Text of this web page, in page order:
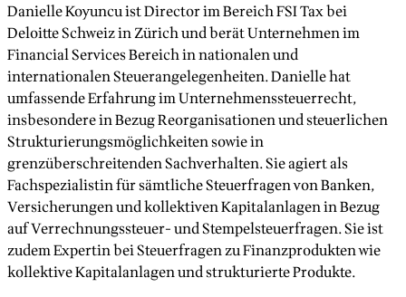
Danielle Koyuncu ist Director im Bereich FSI Tax bei
Deloitte Schweiz in Zürich und berät Unternehmen im
Financial Services Bereich in nationalen und
internationalen Steuerangelegenheiten. Danielle hat
umfassende Erfahrung im Unternehmenssteuerrecht,
insbesondere in Bezug Reorganisationen und steuerlichen
Strukturierungsmöglichkeiten sowie in
grenzüberschreitenden Sachverhalten. Sie agiert als
Fachspezialistin für sämtliche Steuerfragen von Banken,
Versicherungen und kollektiven Kapitalanlagen in Bezug
auf Verrechnungssteuer- und Stempelsteuerfragen. Sie ist
zudem Expertin bei Steuerfragen zu Finanzprodukten wie
kollektive Kapitalanlagen und strukturierte Produkte.